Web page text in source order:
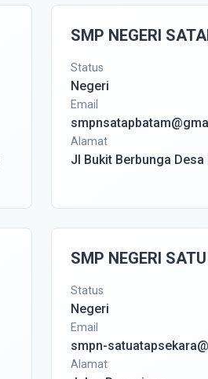
SMP NEGERI
Status
Negeri
Email
Alamat
Jl Bukit Berbunga Desa
SMP NEGERI
Status
Negeri
Email
smpn-
Alamat